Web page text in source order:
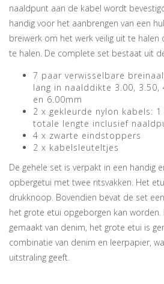
naaldpunt aan de kabel wordt
handig voor het aanbrengen van een
breiwerk om het werk veilig uit te halen
te halen. De complete set bestaat uit
7 paar verwisselbare
lang in naalddikte 3.00, 3.50,
en 6.00mm
2 x gekleurde nylon kabels:
totale lengte inclusief
4 x zwarte eindstoppers
2 x kabelsleuteltjes
De gehele set is verpakt in een handig
opbergetui met twee ritsvakken. Het
drukknoop. Bovendien bevat de set
het grote etui opgeborgen kan
gemaakt van denim, het grote etui is
combinatie van denim en leerpapier,
uitstraling geeft.